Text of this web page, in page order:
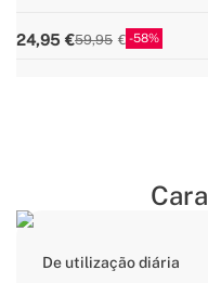
24,95 59,95 58
De utilização diária